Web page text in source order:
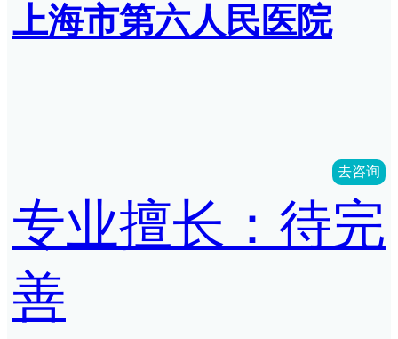
上海市第六人民医院
去咨询
专业擅长：待完
善